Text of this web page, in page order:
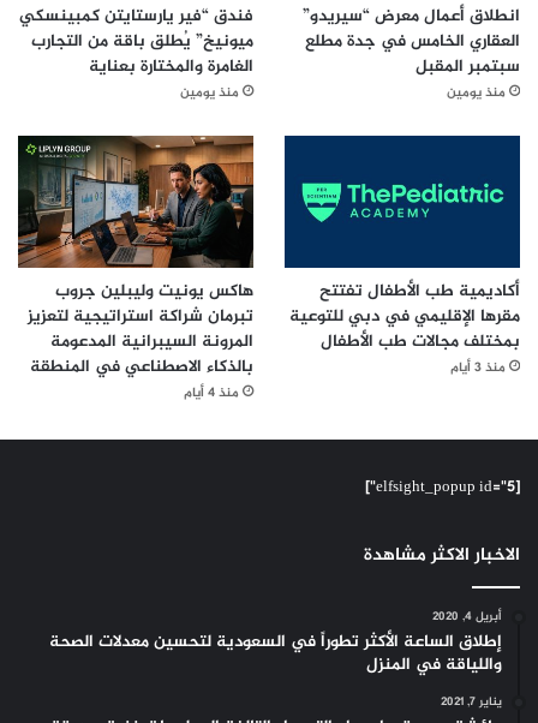
انطلاق أعمال معرض “سيريدو”
العقاري الخامس في جدة مطلع
سبتمبر المقبل
منذ يومين
فندق “فير يارستايتن كمبينسكي
ميونيخ” يُطلق باقة من التجارب
الغامرة والمختارة بعناية
منذ يومين
أكاديمية طب الأطفال تفتتح
مقرها الإقليمي في دبي للتوعية
بمختلف مجالات طب الأطفال
منذ 3 أيام
هاكس يونيت وليبلين جروب
تبرمان شراكة استراتيجية لتعزيز
المرونة السيبرانية المدعومة
بالذكاء الاصطناعي في المنطقة
منذ 4 أيام
[elfsight_popup id="5"]
الاخبار الاكثر مشاهدة
أبريل 4, 2020
إطلاق الساعة الأكثر تطوراً في السعودية لتحسين معدلات الصحة
واللياقة في المنزل
يناير 7, 2021